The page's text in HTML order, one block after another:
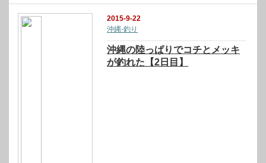
2015-9-22
沖縄-釣り
沖縄の陸っぱりでコチとメッキ
が釣れた【2日目】